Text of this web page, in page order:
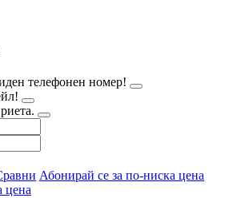
телефонен номер!
Абонирай се за по-ниска цена
цена